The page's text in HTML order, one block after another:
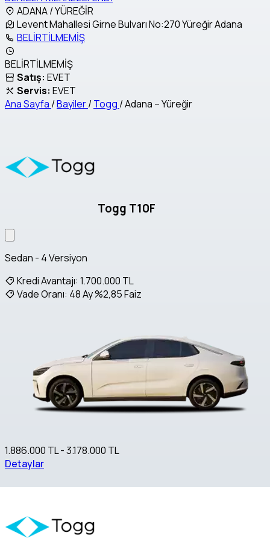
ADANA / YÜREĞİR
Levent Mahallesi Girne Bulvarı No:270 Yüreğir Adana
BELİRTİLMEMİŞ
BELİRTİLMEMİŞ
Satış: EVET
Servis: EVET
Ana Sayfa /Bayiler/Togg /Adana – Yüreğir
Togg T10F
Sedan - 4 Versiyon
Kredi Avantajı: 1.700.000 TL
Vade Oranı: 48 Ay %2,85 Faiz
1.886.000 TL - 3.178.000 TL
Detaylar